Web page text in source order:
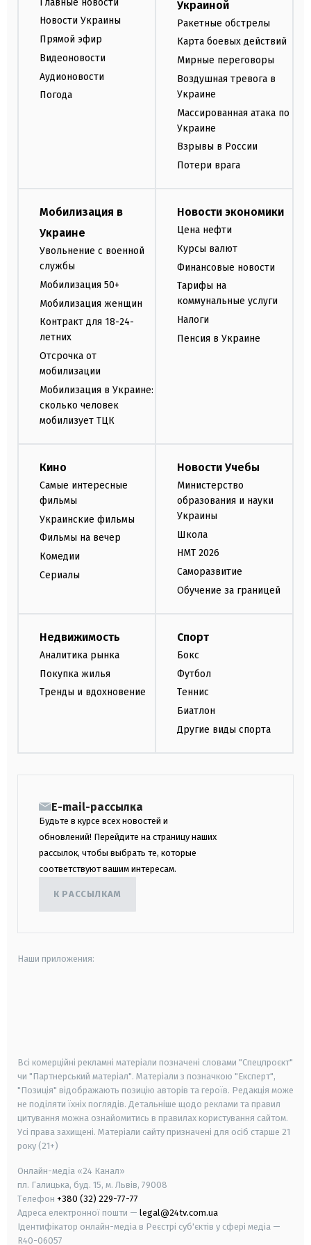
Новости Украины
Прямой эфир
Видеоновости
Аудионовости
Погода
Украиной
Ракетные обстрелы
Карта боевых действий
Мирные переговоры
Воздушная тревога в
Украине
Массированная атака по
Украине
Взрывы в России
Потери врага
Мобилизация в
Украине
Увольнение с военной
службы
Мобилизация 50+
Мобилизация женщин
Контракт для 18-24-
летних
Отсрочка от
мобилизации
Мобилизация в Украине:
сколько человек
мобилизует ТЦК
Новости экономики
Цена нефти
Курсы валют
Финансовые новости
Тарифы на
коммунальные услуги
Налоги
Пенсия в Украине
Кино
Самые интересные
фильмы
Украинские фильмы
Фильмы на вечер
Комедии
Сериалы
Новости Учебы
Министерство
образования и науки
Украины
Школа
НМТ 2026
Саморазвитие
Обучение за границей
Недвижимость
Аналитика рынка
Покупка жилья
Тренды и вдохновение
Спорт
Бокс
Футбол
Теннис
Биатлон
Другие виды спорта
E-mail-рассылка
Будьте в курсе всех новостей и
обновлений! Перейдите на страницу наших
рассылок, чтобы выбрать те, которые
соответствуют вашим интересам.
К РАССЫЛКАМ
Наши приложения:
Всі комерційні рекламні матеріали позначені словами "Спецпроєкт"
чи "Партнерський матеріал". Матеріали з позначкою "Експерт",
"Позиція" відображають позицію авторів та героїв. Редакція може
не поділяти їхніх поглядів. Детальніше щодо реклами та правил
цитування можна ознайомитись в правилах користування сайтом.
Усі права захищені. Матеріали сайту призначені для осіб старше 21
року (21+)
Онлайн-медіа «24 Канал»
пл. Галицька, буд. 15, м. Львів, 79008
Телефон +380 (32) 229-77-77
Адреса електронної пошти — legal@24tv.com.ua
Ідентифікатор онлайн-медіа в Реєстрі суб'єктів у сфері медіа —
R40-06057